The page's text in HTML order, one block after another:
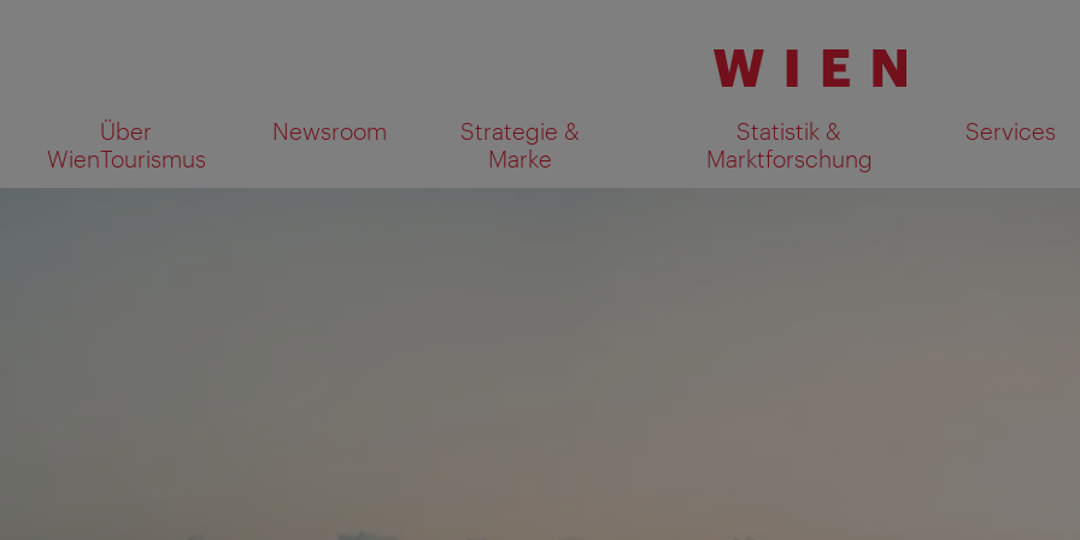
NavigationÜber
WienTourismus
Newsroom
Strategie &
Marke
Statistik &
Marktforschung
Services
Wonach